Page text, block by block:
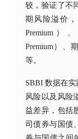
较，验证了不
期风险溢价
Premium）
Premium）、
等。
SBBI 数据在
风险以及风险
益差异，包括
司债券与国债